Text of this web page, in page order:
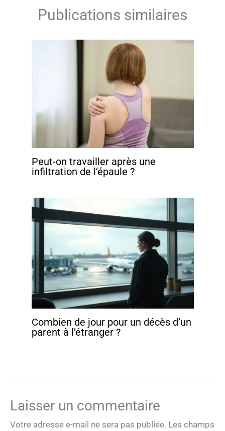
Publications similaires
Peut-on travailler après une
infiltration de l’épaule ?
Combien de jour pour un décès d’un
parent à l’étranger ?
Laisser un commentaire
Votre adresse e-mail ne sera pas publiée. Les champs